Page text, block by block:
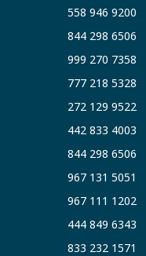
558 946 9200
844 298 6506
999 270 7358
777 218 5328
272 129 9522
442 833 4003
844 298 6506
967 131 5051
967 111 1202
444 849 6343
833 232 1571